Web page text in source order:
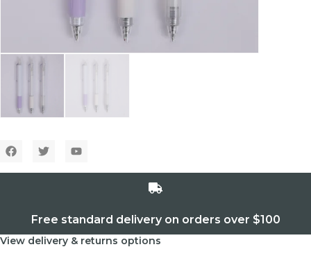
Free standard delivery on orders over $100
View delivery & returns options